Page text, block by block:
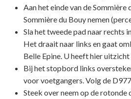
Aan het einde van de Sommière
Sommière du Bouy nemen
Sla het tweede pad naar rechts
Het draait naar links en gaat
Belle Epine. U heeft hier
Bij het stopbord links
voor voetgangers. Volg de
Steek over neem op de rotonde